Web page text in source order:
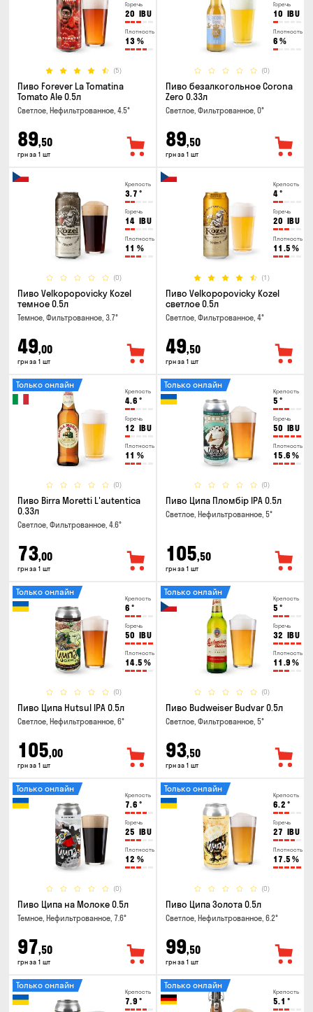
Горечь
20 IBU
Плотность
13 %
(5)
Пиво Forever La Tomatina
Tomato Ale 0.5л
Светлое, Нефильтрованное, 4.5°
89,50
грн за 1 шт
Горечь
10 IBU
Плотность
6 %
(0)
Пиво безалкогольное Corona
Zero 0.33л
Светлое, Фильтрованное, 0°
89,50
грн за 1 шт
Крепость
3.7 °
Горечь
14 IBU
Плотность
11 %
(0)
Пиво Velkopopovicky Kozel
темное 0.5л
Темное, Фильтрованное, 3.7°
49,00
грн за 1 шт
Крепость
4°
Горечь
20 IBU
Плотность
11.5 %
(1)
Пиво Velkopopovicky Kozel
светлое 0.5л
Светлое, Фильтрованное, 4°
49,50
грн за 1 шт
Крепость
4.6 °
Горечь
12 IBU
Плотность
11 %
(0)
Только онлайн
Пиво Birra Moretti L'autentica
0.33л
Светлое, Фильтрованное, 4.6°
73,00
грн за 1 шт
Крепость
5 °
Горечь
50 IBU
Плотность
15.6 %
(0)
Только онлайн
Пиво Ципа Пломбір IPA 0.5л
Светлое, Нефильтрованное, 5°
105,50
грн за 1 шт
Крепость
6 °
Горечь
50 IBU
Плотность
14.5 %
(0)
Только онлайн
Пиво Ципа Hutsul IPA 0.5л
Светлое, Нефильтрованное, 6°
105,00
грн за 1 шт
Крепость
5 °
Горечь
32 IBU
Плотность
11.9 %
(0)
Только онлайн
Пиво Budweiser Budvar 0.5л
Светлое, Фильтрованное, 5°
93,50
грн за 1 шт
Крепость
7.6 °
Горечь
25 IBU
Плотность
12 %
(0)
Только онлайн
Пиво Ципа на Молоке 0.5л
Темное, Нефильтрованное, 7.6°
97,50
грн за 1 шт
Крепость
6.2 °
Горечь
27 IBU
Плотность
17.5 %
(0)
Только онлайн
Пиво Ципа Золота 0.5л
Светлое, Нефильтрованное, 6.2°
99,50
грн за 1 шт
Крепость
7.9 °
Только онлайн
Крепость
5.1 °
Только онлайн